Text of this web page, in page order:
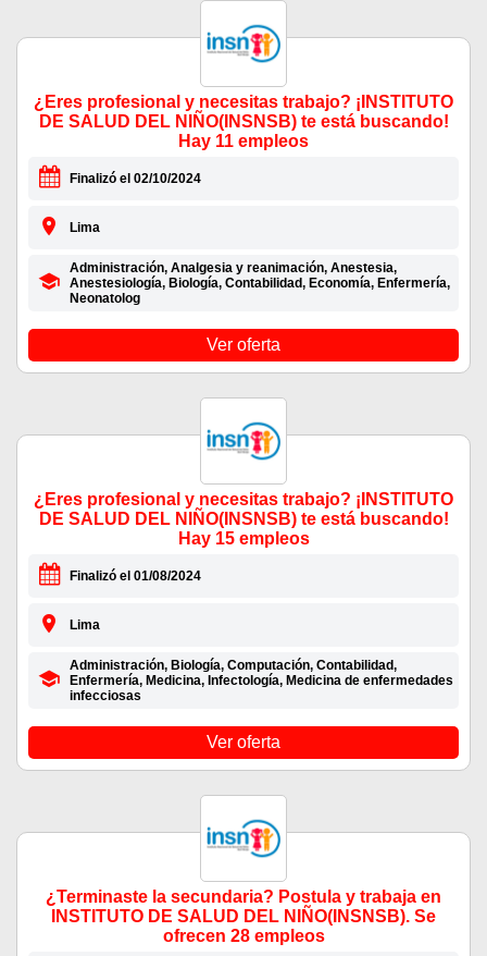
¿Eres profesional y necesitas trabajo? ¡INSTITUTO
DE SALUD DEL NIÑO(INSNSB) te está buscando!
Hay 11 empleos
Finalizó el 02/10/2024
Lima
Administración, Analgesia y reanimación, Anestesia,
Anestesiología, Biología, Contabilidad, Economía, Enfermería,
Neonatolog
Ver oferta
¿Eres profesional y necesitas trabajo? ¡INSTITUTO
DE SALUD DEL NIÑO(INSNSB) te está buscando!
Hay 15 empleos
Finalizó el 01/08/2024
Lima
Administración, Biología, Computación, Contabilidad,
Enfermería, Medicina, Infectología, Medicina de enfermedades
infecciosas
Ver oferta
¿Terminaste la secundaria? Postula y trabaja en
INSTITUTO DE SALUD DEL NIÑO(INSNSB). Se
ofrecen 28 empleos